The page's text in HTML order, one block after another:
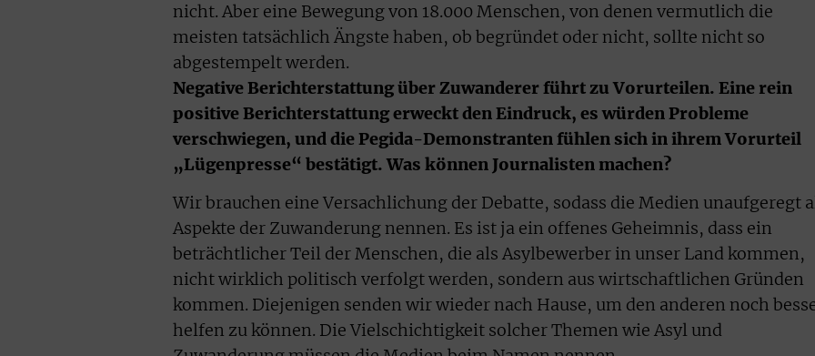
nicht. Aber eine Bewegung von 18.000 Menschen, von denen vermutlich die
meisten tatsächlich Ängste haben, ob begründet oder nicht, sollte nicht so
abgestempelt werden.
Negative Berichterstattung über Zuwanderer führt zu Vorurteilen. Eine rein
positive Berichterstattung erweckt den Eindruck, es würden Probleme
verschwiegen, und die Pegida-Demonstranten fühlen sich in ihrem Vorurteil
„Lügenpresse“ bestätigt. Was können Journalisten machen?
Wir brauchen eine Versachlichung der Debatte, sodass die Medien unaufgeregt
Aspekte der Zuwanderung nennen. Es ist ja ein offenes Geheimnis, dass ein
beträchtlicher Teil der Menschen, die als Asylbewerber in unser Land kommen,
nicht wirklich politisch verfolgt werden, sondern aus wirtschaftlichen Gründen
kommen. Diejenigen senden wir wieder nach Hause, um den anderen noch
helfen zu können. Die Vielschichtigkeit solcher Themen wie Asyl und